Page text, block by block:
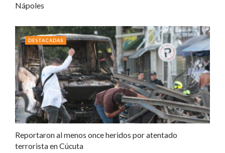
Nápoles
Reportaron al menos once heridos por atentado
terrorista en Cúcuta
DESTACADAS